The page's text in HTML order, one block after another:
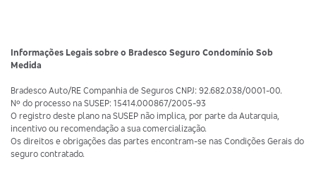
Informações Legais sobre o Bradesco Seguro Condomínio Sob
Medida
Bradesco Auto/RE Companhia de Seguros CNPJ: 92.682.038/0001-00.
Nº do processo na SUSEP: 15414.000867/2005-93
O registro deste plano na SUSEP não implica, por parte da Autarquia,
incentivo ou recomendação a sua comercialização.
Os direitos e obrigações das partes encontram-se nas Condições Gerais do
seguro contratado.